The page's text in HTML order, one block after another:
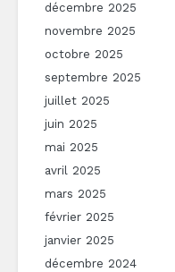
décembre 2025
novembre 2025
octobre 2025
septembre 2025
juillet 2025
juin 2025
mai 2025
avril 2025
mars 2025
février 2025
janvier 2025
décembre 2024